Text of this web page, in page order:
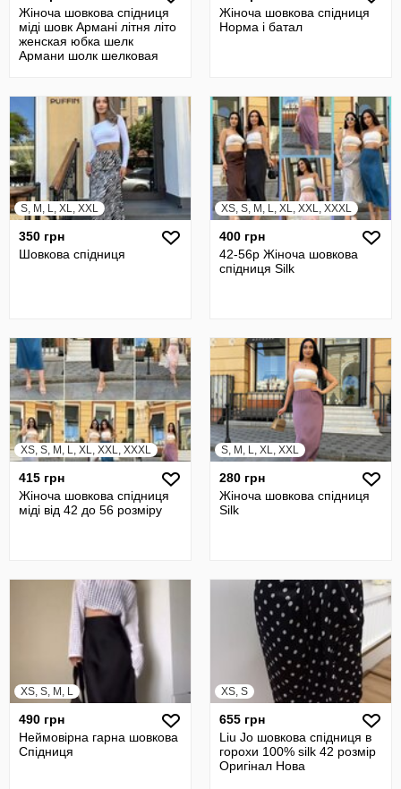
Жіноча шовкова спідниця
міді шовк Армані літня літо
женская юбка шелк
Армани шолк шелковая
Жіноча шовкова спідниця
Норма і батал
S, M, L, XL, XXL
350 грн
Шовкова спідниця
XS, S, M, L, XL, XXL, XXXL
400 грн
42-56р Жіноча шовкова
спідниця Silk
XS, S, M, L, XL, XXL, XXXL
415 грн
Жіноча шовкова спідниця
міді від 42 до 56 розміру
S, M, L, XL, XXL
280 грн
Жіноча шовкова спідниця
Silk
XS, S, M, L
490 грн
Неймовірна гарна шовкова
Спідниця
XS, S
655 грн
Liu Jo шовкова спідниця в
горохи 100% silk 42 розмір
Оригінал Нова